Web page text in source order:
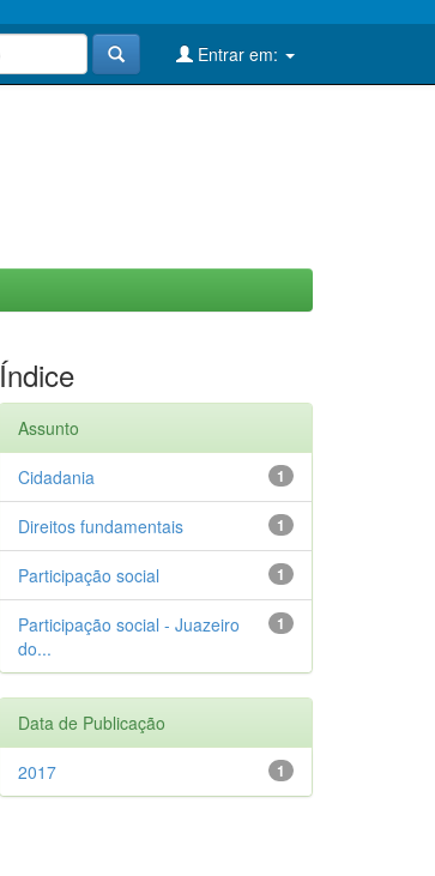
Entrar em:
Índice
Assunto
1
Cidadania
1
Direitos fundamentais
1
Participação social
1
Participação social - Juazeiro
do...
Data de Publicação
1
2017